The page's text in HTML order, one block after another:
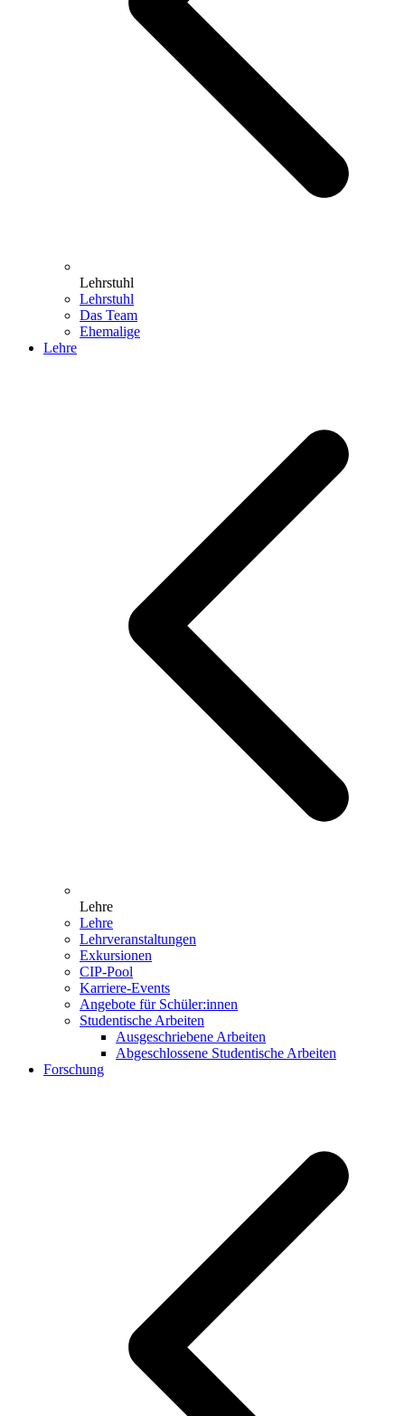
Lehrstuhl
Lehrstuhl
Das Team
Ehemalige
Lehre
Lehre
Lehre
Lehrveranstaltungen
Exkursionen
CIP-Pool
Karriere-Events
Angebote für Schüler:innen
Studentische Arbeiten
Ausgeschriebene Arbeiten
Abgeschlossene Studentische Arbeiten
Forschung